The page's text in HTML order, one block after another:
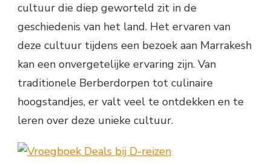
cultuur die diep geworteld zit in de
geschiedenis van het land. Het ervaren van
deze cultuur tijdens een bezoek aan Marrakesh
kan een onvergetelijke ervaring zijn. Van
traditionele Berberdorpen tot culinaire
hoogstandjes, er valt veel te ontdekken en te
leren over deze unieke cultuur.